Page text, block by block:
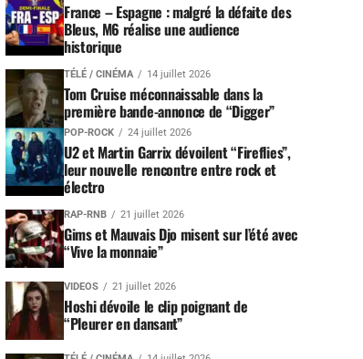
France – Espagne : malgré la défaite des
Bleus, M6 réalise une audience
historique
TÉLÉ / CINÉMA 14 juillet 2026
Tom Cruise méconnaissable dans la
première bande-annonce de “Digger”
POP-ROCK 24 juillet 2026
U2 et Martin Garrix dévoilent “Fireflies”,
leur nouvelle rencontre entre rock et
électro
RAP-RNB 21 juillet 2026
Gims et Mauvais Djo misent sur l’été avec
“Vive la monnaie”
VIDEOS 21 juillet 2026
Hoshi dévoile le clip poignant de
“Pleurer en dansant”